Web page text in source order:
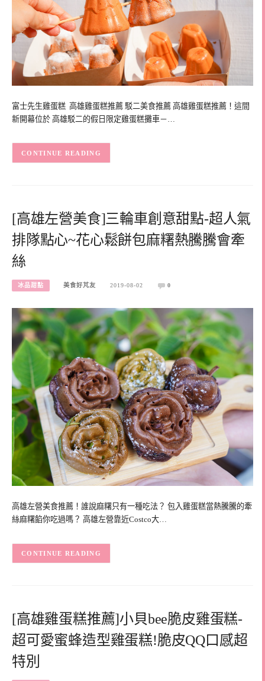
富士先生雞蛋糕 高雄雞蛋糕推薦 駁二美食推薦 高雄雞蛋糕推薦！這間
新開幕位於 高雄駁二的假日限定雞蛋糕攤車－…
CONTINUE READING
[高雄左營美食]三輪車創意甜點-超人氣
排隊點心~花心鬆餅包麻糬熱騰騰會牽
絲
冰品甜點 美食好芃友 2019-08-02 0
高雄左營美食推薦！誰說麻糬只有一種吃法？ 包入雞蛋糕當熱騰騰的牽
絲麻糬餡你吃過嗎？ 高雄左營靠近Costco大…
CONTINUE READING
[高雄雞蛋糕推薦]小貝bee脆皮雞蛋糕-
超可愛蜜蜂造型雞蛋糕!脆皮QQ口感超
特別